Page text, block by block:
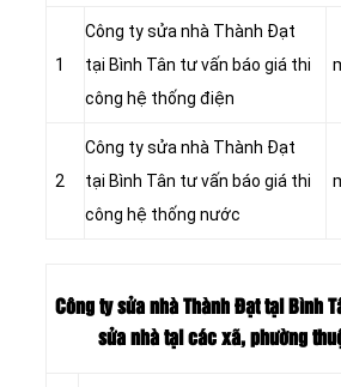
1
Công ty sửa nhà Thành Đạt
tại Bình Tân tư vấn báo giá thi
công hệ thống điện
2
Công ty sửa nhà Thành Đạt
tại Bình Tân tư vấn báo giá thi
công hệ thống nước
Công ty sửa nhà Thành Đạt tại Bình
sửa nhà tại các xã, phường